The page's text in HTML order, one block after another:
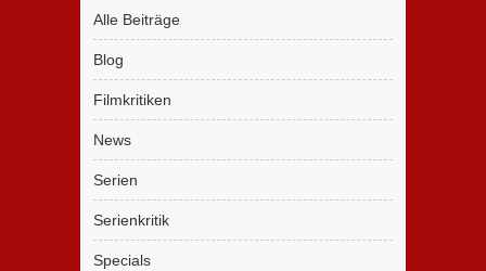
Alle Beiträge
Blog
Filmkritiken
News
Serien
Serienkritik
Specials